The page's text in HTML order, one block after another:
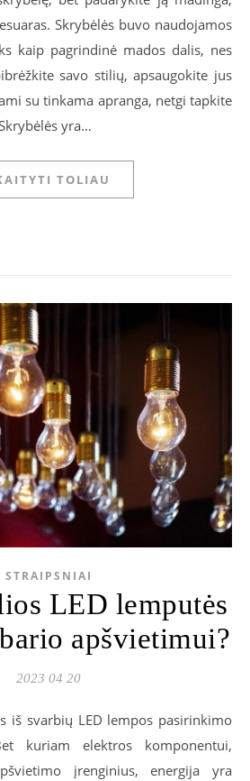
Skrybėlės buvo naudojamos
kaip pagrindinė mados dalis, nes
savo stilių, apsaugokite jus
su tinkama apranga, netgi tapkite
yra…
TOLIAU
STRAIPSNIAI
LED lemputės
apšvietimui?
2023 04 20
iš svarbių LED lempos pasirinkimo
kuriam elektros komponentui,
įrenginius, energija yra